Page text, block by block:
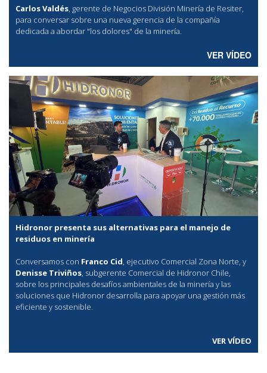
Carlos Valdés, gerente de Negocios División Minería de Resiter,
para conversar sobre una nueva gerencia de la compañía
dedicada a abordar "los dolores" de la minería.
VER VÍDEO
Hidronor presenta sus alternativas para el manejo de
residuos en minería
Conversamos con Franco Cid, ejecutivo Comercial Zona Norte, y
Denisse Triviños, subgerente Comercial de Hidronor Chile,
sobre los principales desafíos ambientales de la minería y las
soluciones que Hidronor desarrolla para apoyar una gestión más
eficiente y sostenible.
VER VÍDEO